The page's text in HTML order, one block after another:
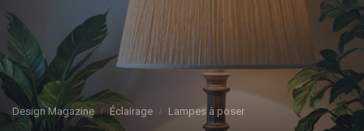
Design Magazine Éclairage Lampes à poser